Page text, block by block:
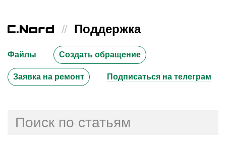
// Поддержка
Файлы Создать обращение
Заявка на ремонт Подписаться на телеграм